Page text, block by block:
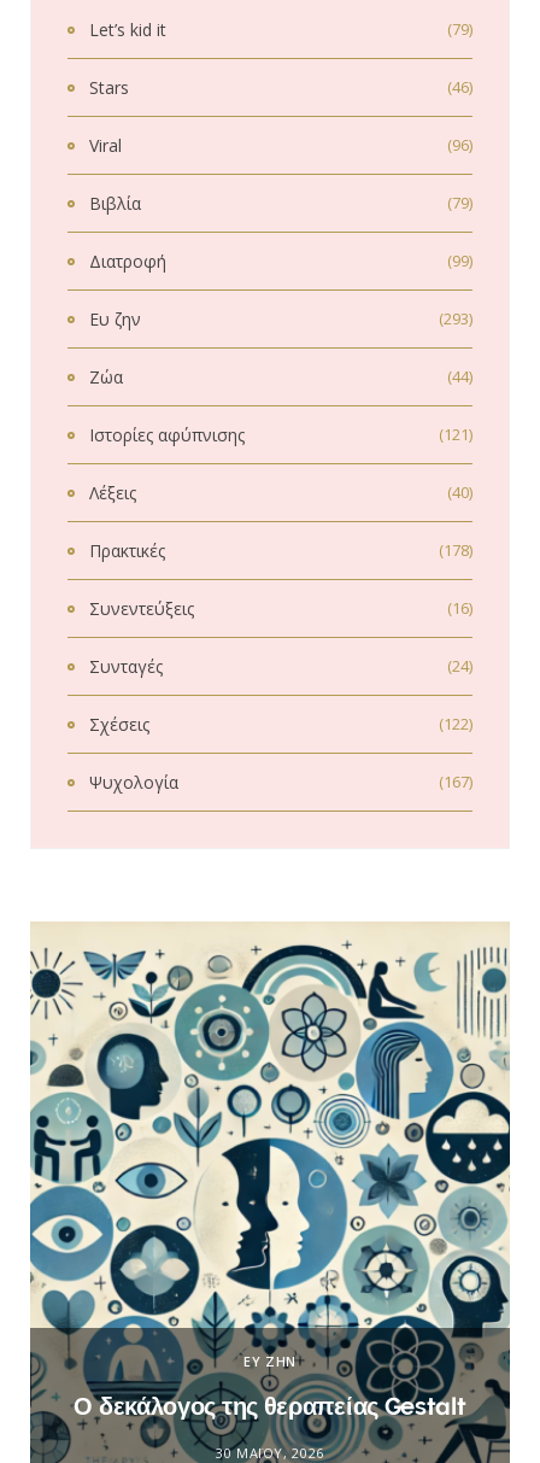
Let’s kid it (79)
Stars (46)
Viral (96)
Βιβλία (79)
Διατροφή (99)
Ευ ζην (293)
Ζώα (44)
Ιστορίες αφύπνισης (121)
Λέξεις (40)
Πρακτικές (178)
Συνεντεύξεις (16)
Συνταγές (24)
Σχέσεις (122)
Ψυχολογία (167)
ΕΥ ΖΗΝ
Ο δεκάλογος της θεραπείας Gestalt
30 ΜΑΪ́ΟΥ, 2026